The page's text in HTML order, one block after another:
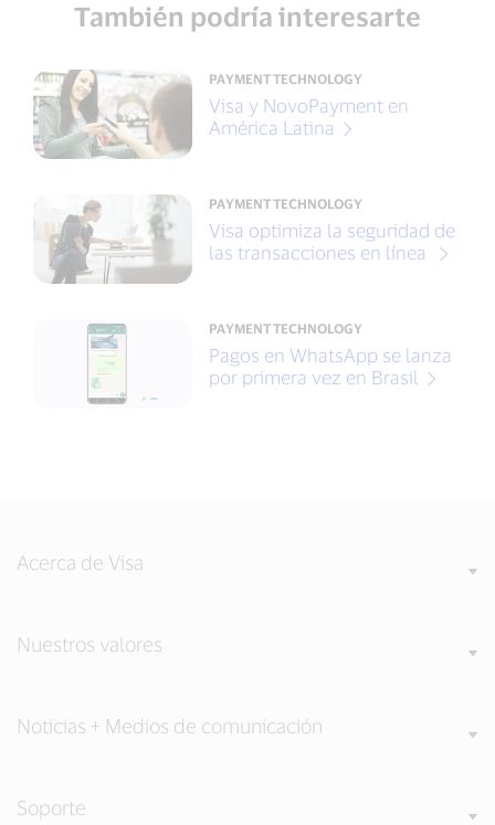
También podría interesarte
PAYMENT TECHNOLOGY
Visa y NovoPayment en
América Latina
PAYMENT TECHNOLOGY
Visa optimiza la seguridad de
las transacciones en línea
PAYMENT TECHNOLOGY
Pagos en WhatsApp se lanza
por primera vez en Brasil
Acerca de Visa
Nuestros valores
Noticias + Medios de comunicación
Soporte